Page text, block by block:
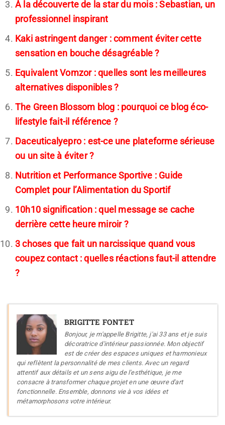
À la découverte de la star du mois : Sebastian, un
professionnel inspirant
Kaki astringent danger : comment éviter cette
sensation en bouche désagréable ?
Equivalent Vomzor : quelles sont les meilleures
alternatives disponibles ?
The Green Blossom blog : pourquoi ce blog éco-
lifestyle fait-il référence ?
Daceuticalyepro : est-ce une plateforme sérieuse
ou un site à éviter ?
Nutrition et Performance Sportive : Guide
Complet pour l’Alimentation du Sportif
10h10 signification : quel message se cache
derrière cette heure miroir ?
3 choses que fait un narcissique quand vous
coupez contact : quelles réactions faut-il attendre
?
BRIGITTE FONTET
Bonjour, je m'appelle Brigitte, j'ai 33 ans et je suis
décoratrice d'intérieur passionnée. Mon objectif
est de créer des espaces uniques et harmonieux
qui reflètent la personnalité de mes clients. Avec un regard
attentif aux détails et un sens aigu de l'esthétique, je me
consacre à transformer chaque projet en une œuvre d'art
fonctionnelle. Ensemble, donnons vie à vos idées et
métamorphosons votre intérieur.